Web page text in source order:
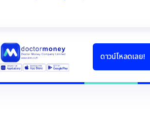
ดาวนโหลดเลย!